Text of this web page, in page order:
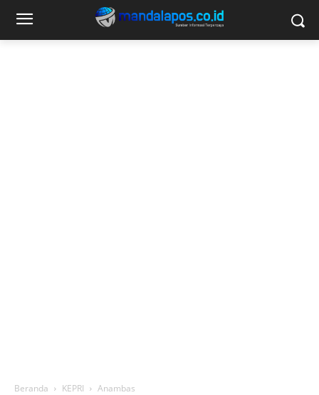
Beranda KEPRI Anambas